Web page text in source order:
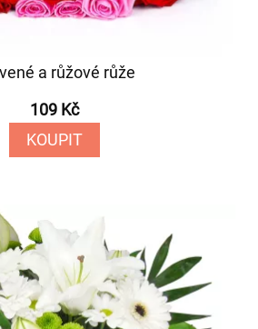
a růžové růže
109 Kč
KOUPIT